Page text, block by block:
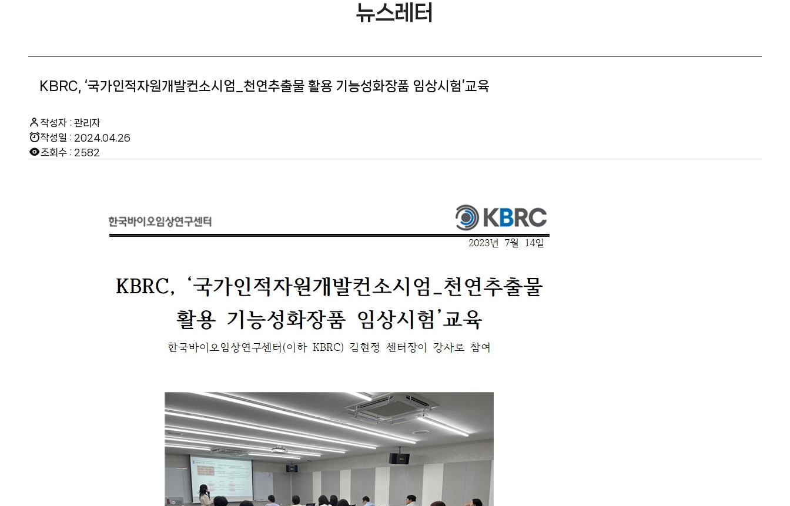
뉴스레터
KBRC, ‘국가인적자원개발컨소시엄_천연추출물 활용 기능성화장품 임상시험’교육
작성자 : 관리자
작성일 : 2024.04.26
조회수 : 2582